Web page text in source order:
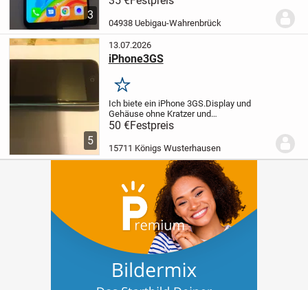
3
inklusive Versand
04938 Uebigau-Wahrenbrück
5
13.07.2026
iPhone3GS
Merken
Ich biete ein iPhone 3GS.Display und
Gehäuse ohne Kratzer und
Gebrauchsspuren. Der Artikel stammt aus
einem Nichtraucherhaushalt.
50 €Festpreis
15711 Königs Wusterhausen